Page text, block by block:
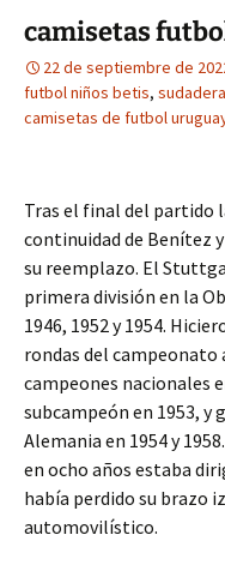
camisetas
22 de septiembre de
futbol niños betis,
camisetas de futbol
Tras el final del partido
continuidad de Benítez
su reemplazo. El
primera división en la
1946, 1952 y 1954.
rondas del
campeones nacionales
subcampeón en 1953, y
Alemania en 1954 y
en ocho años estaba
había perdido su brazo
automovilístico.